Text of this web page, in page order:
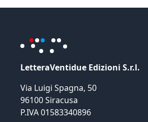
LetteraVentidue Edizioni S.r.l.
Via Luigi Spagna, 50
96100 Siracusa
P.IVA 01583340896